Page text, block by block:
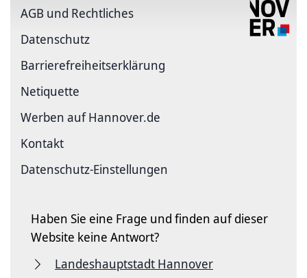
AGB und Rechtliches
Datenschutz
Barriere­freiheits­erklärung
Netiquette
Werben auf Hannover.de
Kontakt
Datenschutz-Einstellungen
Haben Sie eine Frage und finden auf dieser
Website keine Antwort?
Landeshauptstadt Hannover